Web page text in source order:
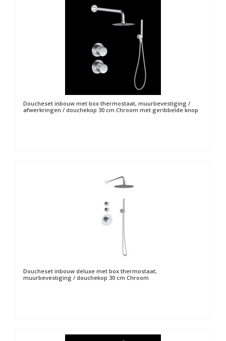
Doucheset inbouw met box thermostaat, muurbevestiging /
afwerkringen / douchekop 30 cm Chroom met geribbelde knop
Doucheset inbouw deluxe met box thermostaat,
muurbevestiging / douchekop 30 cm Chroom